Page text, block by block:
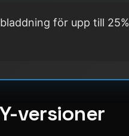
för upp till 25%
versioner